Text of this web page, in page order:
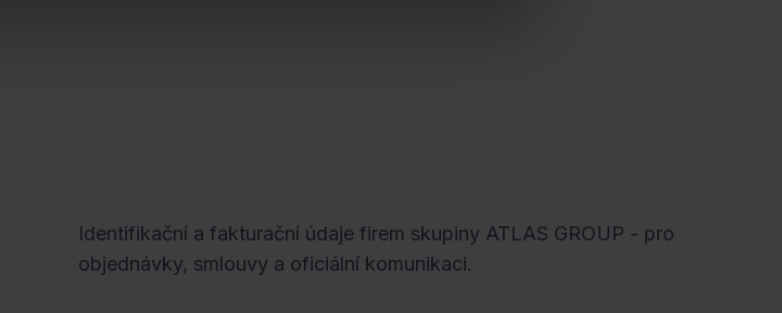
Identifikační a fakturační údaje firem skupiny ATLAS GROUP - pro
objednávky, smlouvy a oficiální komunikaci.